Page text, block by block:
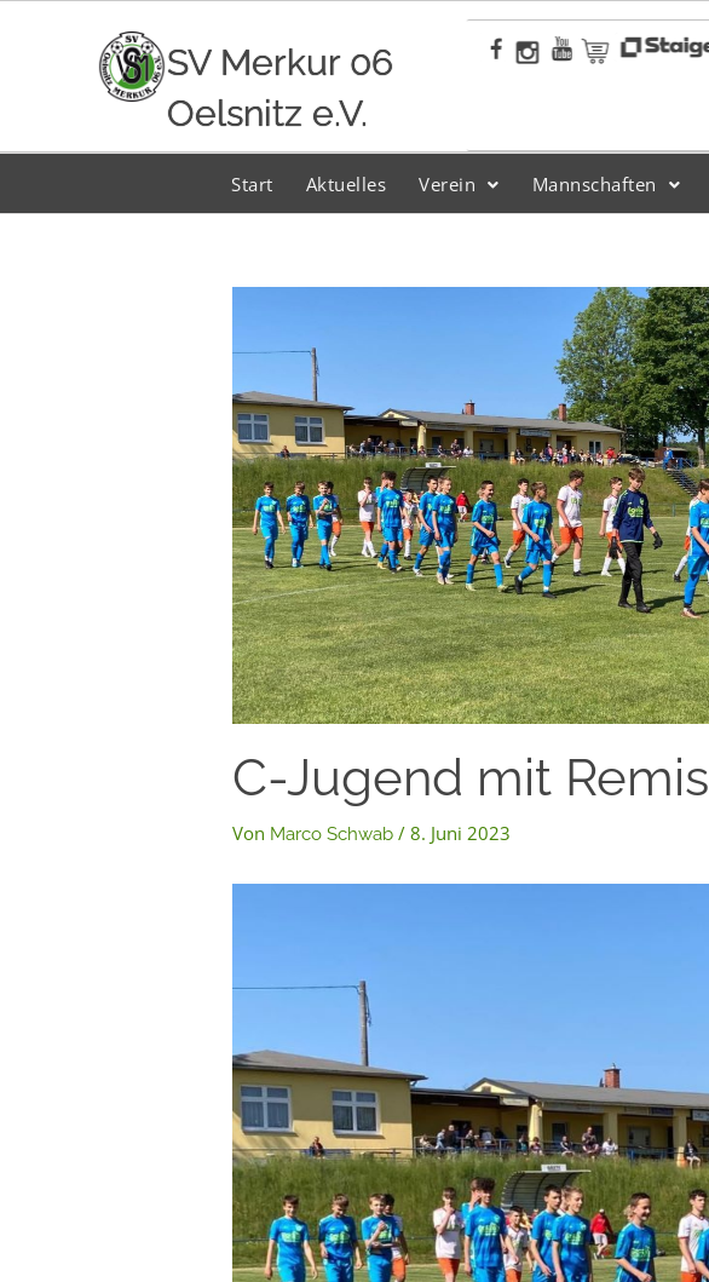
SV Merkur 06
Oelsnitz e.V.
Start Aktuelles Verein Mannschaften
C-Jugend mit Remis
Von Marco Schwab / 8. Juni 2023